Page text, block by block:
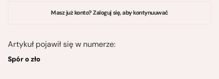
Masz już konto? Zaloguj się, aby kontynuuwać
Artykuł pojawił się w numerze:
Spór o zło